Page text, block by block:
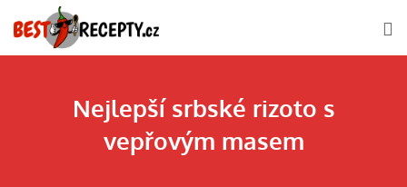
to
Nejlepší srbské rizoto s
vepřovým masem